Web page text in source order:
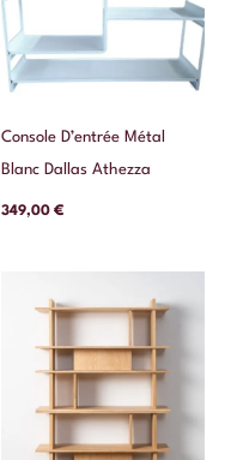
Console D’entrée Métal
Blanc Dallas Athezza
349,00 €